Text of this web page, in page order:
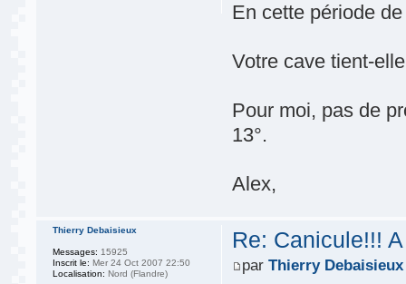
En cette période
Votre cave tient-
Pour moi, pas de
13°.
Alex,
Re: Canicule!!!
parThierry Debaisieux
Thierry Debaisieux
Messages: 15925
Inscrit le: Mer 24 Oct 2007 22:50
Localisation: Nord (Flandre)